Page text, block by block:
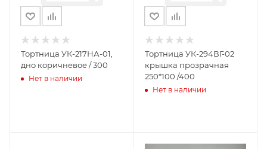
Тортница УК-217НА-01,
дно коричневое / 300
Нет в наличии
Тортница УК-294ВГ-02
крышка прозрачная
250*100 /400
Нет в наличии